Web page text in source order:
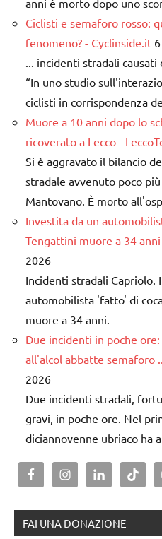
Ciclisti e semaforo rosso:
fenomeno? - Cyclinside.it
... incidenti stradali
“In uno studio
ciclisti in corrispondenza
Muore a 10 anni dopo lo
ricoverato a Lecco -
Si è aggravato il bilancio
stradale avvenuto poco
Mantovano. È morto
Investita da un
Tengattini muore a 34 anni
2026
Incidenti stradali Capriolo.
automobilista 'fatto' di
muore a 34 anni.
Due incidenti in poche
all'alcol abbatte semaforo
2026
Due incidenti stradali,
gravi, in poche ore. Nel
diciannovenne ubriaco ha
FAI UNA DONAZIONE